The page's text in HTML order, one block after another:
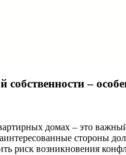
–
домах – это важный
стороны
риск возникновения